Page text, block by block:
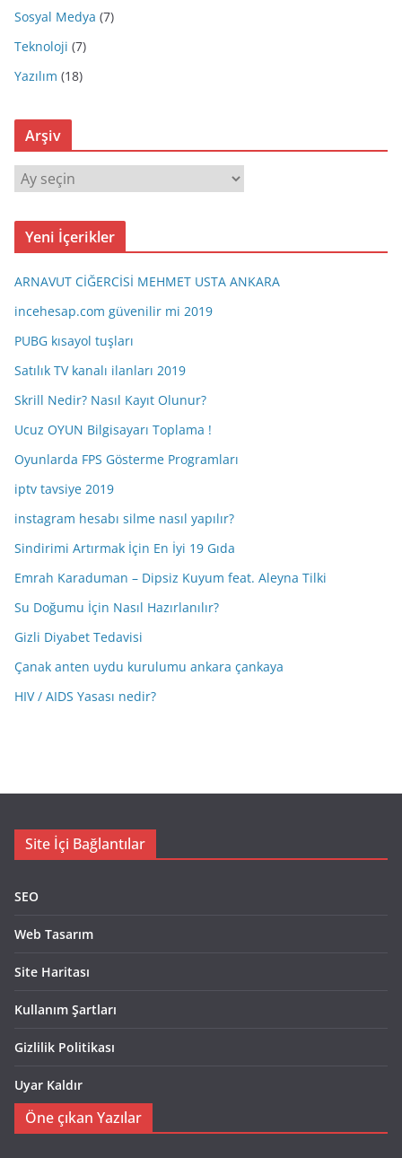
Sosyal Medya (7)
Teknoloji (7)
Yazılım (18)
Arşiv
r
ş
Yeni İçerikler
ARNAVUT CİĞERCİSİ MEHMET USTA ANKARA
incehesap.com güvenilir mi 2019
PUBG kısayol tuşları
Satılık TV kanalı ilanları 2019
Skrill Nedir? Nasıl Kayıt Olunur?
Ucuz OYUN Bilgisayarı Toplama !
Oyunlarda FPS Gösterme Programları
iptv tavsiye 2019
instagram hesabı silme nasıl yapılır?
Sindirimi Artırmak İçin En İyi 19 Gıda
Emrah Karaduman – Dipsiz Kuyum feat. Aleyna Tilki
Su Doğumu İçin Nasıl Hazırlanılır?
Gizli Diyabet Tedavisi
Çanak anten uydu kurulumu ankara çankaya
HIV / AIDS Yasası nedir?
Site İçi Bağlantılar
SEO
Web Tasarım
Site Haritası
Kullanım Şartları
Gizlilik Politikası
Uyar Kaldır
Öne çıkan Yazılar